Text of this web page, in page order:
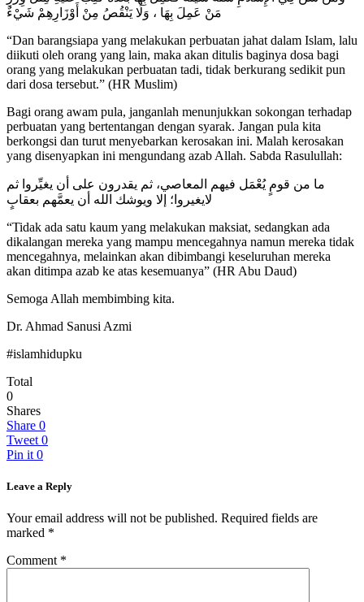
مَنْ عَمِلَ بِهَا ، وَلَا يَنْقُصُ مِنْ أَوْزَارِهِمْ شَيْءٌ
“Dan barangsiapa yang melakukan perbuatan jahat dalam Islam, lalu
diikuti oleh orang yang lain, maka akan ditulis baginya dosa bagi
orang yang melakukan perbuatan tadi, tidak berkurang sedikit pun
dari dosa tersebut.” (HR Muslim)
Bagi orang awam pula, janganlah menunjukkan sokongan terhadap
perbuatan yang bertentangan dengan syarak. Jangan pula kita
berkongsi dan turut menyebarkan kerosakan ini. Malah kerosakan
yang disenyapkan ini mengundang azab Allah. Sabda Rasulullah:
ما من قومٍ يُعْمَل فيهم المعاصي، ثم يقدرون على أن يغيِّروا ثم
لايغيروا؛ إلا ويوشك الله أن يعمَّهم بعقابٍ
“Tidak ada satu kaum yang melakukan maksiat, sedangkan ada
dikalangan mereka yang mampu mencegahnya namun mereka tidak
mencegahnya, melainkan akan dibimbangi keseluruhan mereka
akan ditimpa azab ke atas kesemuanya” (HR Abu Daud)
Semoga Allah membimbing kita.
Dr. Ahmad Sanusi Azmi
#islamhidupku
Total
0
Shares
Share 0
Tweet 0
Pin it 0
Leave a Reply
Your email address will not be published. Required fields are
marked *
Comment *